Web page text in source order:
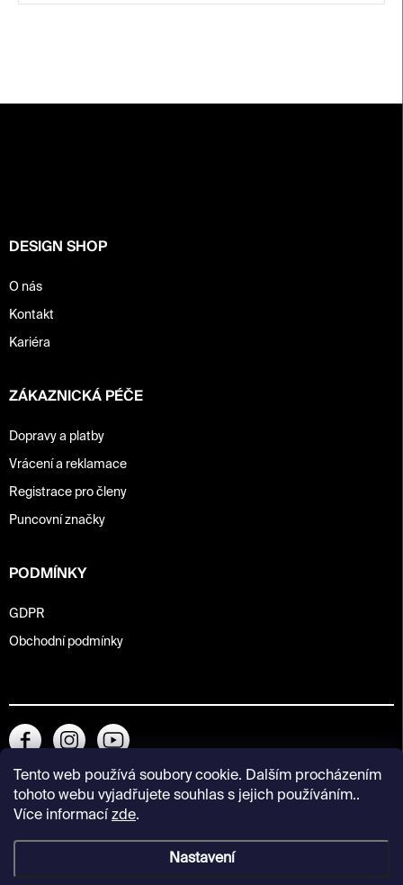
Tento web používá soubory cookie. Dalším procházením
tohoto webu vyjadřujete souhlas s jejich používáním..
Více informací zde.
Nastavení
DESIGN SHOP
O nás
Kontakt
Kariéra
ZÁKAZNICKÁ PÉČE
Dopravy a platby
Vrácení a reklamace
Registrace pro členy
Puncovní značky
PODMÍNKY
GDPR
Obchodní podmínky